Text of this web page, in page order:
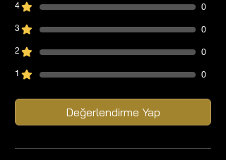
seçebilirsiniz.
4
0
3
0
2
0
1
0
Değerlendirme Yap